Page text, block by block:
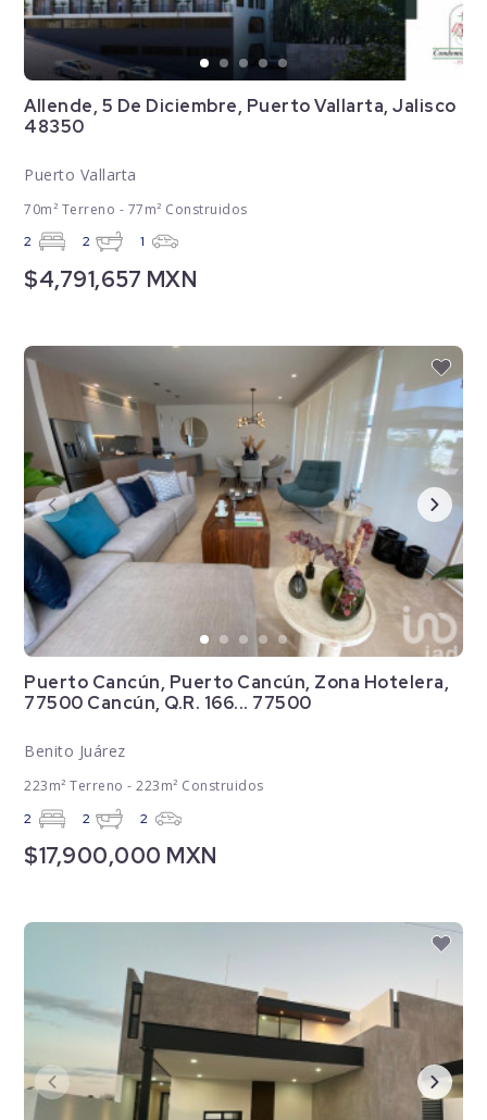
Allende, 5 De Diciembre, Puerto Vallarta, Jalisco
48350
Puerto Vallarta
70m² Terreno - 77m² Construidos
2 2 1
$4,791,657 MXN
Puerto Cancún, Puerto Cancún, Zona Hotelera,
77500 Cancún, Q.R. 166... 77500
Benito Juárez
223m² Terreno - 223m² Construidos
2 2 2
$17,900,000 MXN